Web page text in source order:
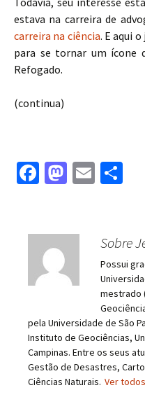
estava na carreira de
carreira na ciência. E aqui
para se tornar um ícone
Refogado.
(continua)
Fa
o
o
k
M
d
n
E
l
e
Sobre
Possui
mestrado
pela Universidade de São
Instituto de Geociências,
Campinas. Entre os seus
Gestão de Desastres,
Ciências Naturais. Ver